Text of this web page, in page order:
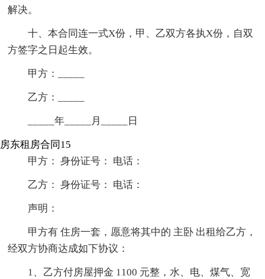
解决。
十、本合同连一式X份，甲、乙双方各执X份，自双
方签字之日起生效。
甲方：_____
乙方：_____
_____年_____月_____日
房东租房合同15
甲方： 身份证号： 电话：
乙方： 身份证号： 电话：
声明：
甲方有 住房一套，愿意将其中的 主卧 出租给乙方，
经双方协商达成如下协议：
1、乙方付房屋押金 1100 元整，水、电、煤气、宽